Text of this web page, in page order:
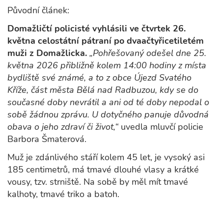
Původní článek:
Domažličtí policisté vyhlásili ve čtvrtek 26.
května celostátní pátraní po dvaačtyřicetiletém
muži z Domažlicka. „Pohřešovaný odešel dne 25.
května 2026 přibližně kolem 14:00 hodiny z místa
bydliště své známé, a to z obce Újezd Svatého
Kříže, část města Bělá nad Radbuzou, kdy se do
současné doby nevrátil a ani od té doby nepodal o
sobě žádnou zprávu. U dotyčného panuje důvodná
obava o jeho zdraví či život,“ uvedla mluvčí policie
Barbora Šmaterová.
Muž je zdánlivého stáří kolem 45 let, je vysoký asi
185 centimetrů, má tmavé dlouhé vlasy a krátké
vousy, tzv. strniště. Na sobě by měl mít tmavé
kalhoty, tmavé triko a batoh.